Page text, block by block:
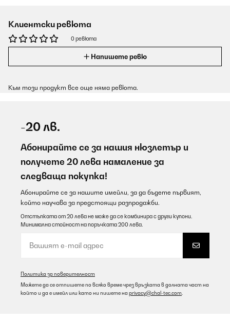
Клиентски ревюта
0 ревюта
Напишете ревю
Към този продукт все още няма ревюта.
-20 лв.
Абонирайте се за нашия нюзлетър и
получете 20 лева намаление за
следваща покупка!
Абонирайте се за нашите имейли, за да бъдете първият,
който научава за предстоящи разпродажби.
Отстъпката от 20 лева не може да се комбинира с други купони.
Минимална стойност на поръчката 200 лева.
Политика за поверителност
Можете да се отпишете по всяко време чрез връзката в долната част на
който и да е имейл или като ни пишете на privacy@chal-tec.com